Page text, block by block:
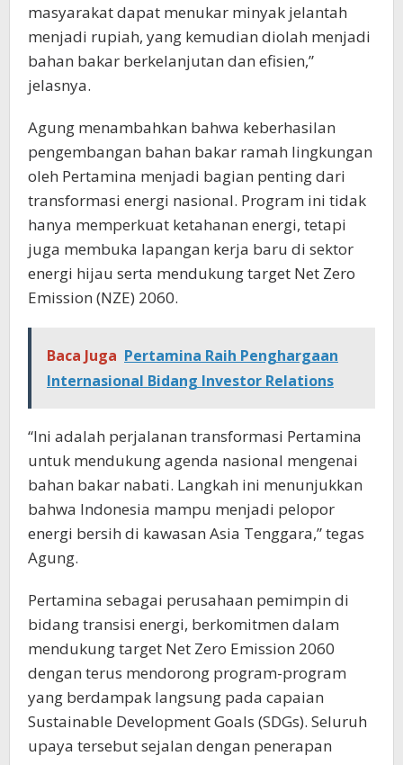
masyarakat dapat menukar minyak jelantah
menjadi rupiah, yang kemudian diolah menjadi
bahan bakar berkelanjutan dan efisien,”
jelasnya.
Agung menambahkan bahwa keberhasilan
pengembangan bahan bakar ramah lingkungan
oleh Pertamina menjadi bagian penting dari
transformasi energi nasional. Program ini tidak
hanya memperkuat ketahanan energi, tetapi
juga membuka lapangan kerja baru di sektor
energi hijau serta mendukung target Net Zero
Emission (NZE) 2060.
Baca Juga Pertamina Raih Penghargaan
Internasional Bidang Investor Relations
“Ini adalah perjalanan transformasi Pertamina
untuk mendukung agenda nasional mengenai
bahan bakar nabati. Langkah ini menunjukkan
bahwa Indonesia mampu menjadi pelopor
energi bersih di kawasan Asia Tenggara,” tegas
Agung.
Pertamina sebagai perusahaan pemimpin di
bidang transisi energi, berkomitmen dalam
mendukung target Net Zero Emission 2060
dengan terus mendorong program-program
yang berdampak langsung pada capaian
Sustainable Development Goals (SDGs). Seluruh
upaya tersebut sejalan dengan penerapan